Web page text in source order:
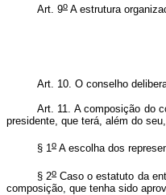
Art. 9o A estrutura
Art. 10. O conselho
Art. 11. A composição do
presidente, que terá, além do
§ 1o A escolha dos
§ 2oCaso o estatuto da
composição, que tenha sido